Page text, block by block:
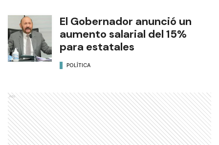
El Gobernador anunció un
aumento salarial del 15%
para estatales
POLÍTICA
Ads